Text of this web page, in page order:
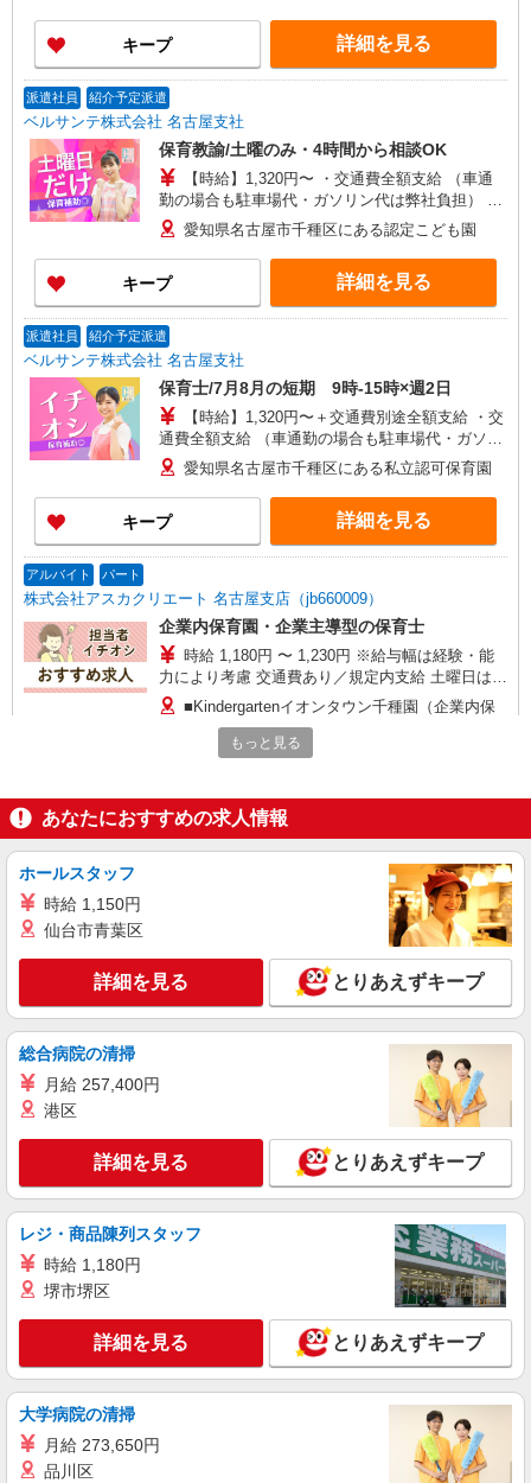
キープ 詳細を見る
派遣社員 紹介予定派遣
ベルサンテ株式会社 名古屋支社
保育教諭/土曜のみ・4時間から相談OK
【時給】1,320円〜 ・交通費全額支給 （車通
勤の場合も駐車場代・ガソリン代は弊社負担） ・
各種保険完備 ・昇給あり
愛知県名古屋市千種区にある認定こども園
キープ 詳細を見る
派遣社員 紹介予定派遣
ベルサンテ株式会社 名古屋支社
保育士/7月8月の短期 9時-15時×週2日
【時給】1,320円〜＋交通費別途全額支給 ・交
通費全額支給 （車通勤の場合も駐車場代・ガソリ
ン代は弊社負担） ・各種保険完備 ・昇給あり
愛知県名古屋市千種区にある私立認可保育園
キープ 詳細を見る
アルバイト パート
株式会社アスカクリエート 名古屋支店（jb660009）
企業内保育園・企業主導型の保育士
時給 1,180円 〜 1,230円 ※給与幅は経験・能
力により考慮 交通費あり／規定内支給 土曜日は時
給＋50円
■Kindergartenイオンタウン千種園（企業内保
育園・企業主導型） 愛知県名古屋市千種区千種
21613イオンタウン千種店1F 駐車場あり
保育園看護師/正社員 千種区 0歳児補助と看
【月給】252,365円〜 ※上記は短大卒基準の給
与額 ※中途職歴加算あり ＜賞与＞ 年2回 4.6ヶ
月（1年目は2.65ヶ月） ＜昇給＞ 年1回 7,130円
＜住宅手当＞ 月11,500円までの支給 交通費：その
他 通勤手当あり 直線距離2キロ以上条件あり
愛知県名古屋市千種区にある認定こども園
キープ 詳細を見る
派遣社員 紹介予定派遣
ベルサンテ株式会社 名古屋支社
保育士/週3日 9-17時 駅チカ5分
【時給】1,320円〜 ・交通費全額支給 （車通
勤の場合も駐車場代・ガソリン代は弊社負担） ・
愛知県名古屋市千種区にある私立認可保育園
詳細を見る
紹介予定派遣
ベルサンテスタッフ株式会社 名古屋支社
保育士/千種区 9-17時 乳児担当 資格必須
【時給】1480円〜1550円＋交通費別途全額支
給
愛知県名古屋市千種区にある私立認可保育園
もっと見る
あなたにおすすめの求人情報
ホールスタッフ
時給 1,150円
仙台市青葉区
詳細を見る とりあえずキープ
総合病院の清掃
月給 257,400円
港区
詳細を見る とりあえずキープ
レジ・商品陳列スタッフ
時給 1,180円
堺市堺区
詳細を見る とりあえずキープ
大学病院の清掃
月給 273,650円
品川区